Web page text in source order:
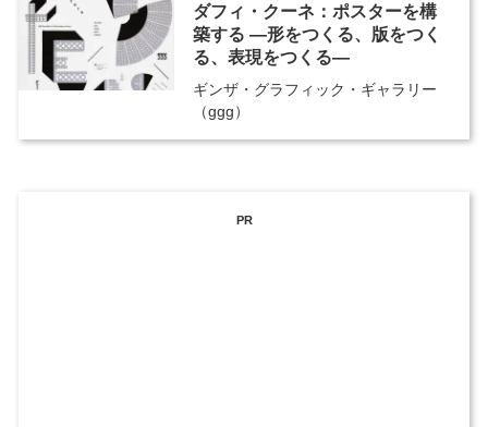
ダフィ・クーネ：ポスターを構
築する ―形をつくる、版をつく
る、表現をつくる―
ギンザ・グラフィック・ギャラリー
（ggg）
PR